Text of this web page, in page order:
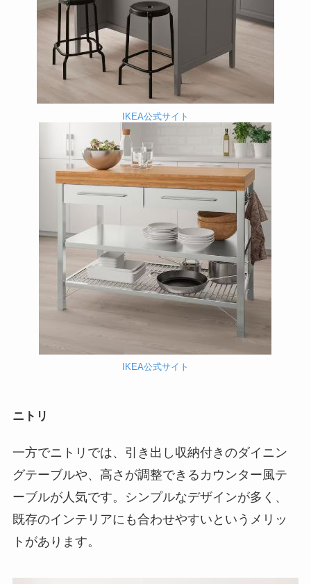
IKEA公式サイト
IKEA公式サイト
ニトリ
一方でニトリでは、引き出し収納付きのダイニン
グテーブルや、高さが調整できるカウンター風テ
ーブルが人気です。シンプルなデザインが多く、
既存のインテリアにも合わせやすいというメリッ
トがあります。